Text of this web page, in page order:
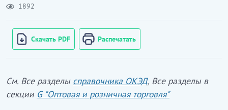
1892
Скачать PDF Распечатать
См. Все разделы справочника ОКЭД, Все разделы в
секции G "Оптовая и розничная торговля"